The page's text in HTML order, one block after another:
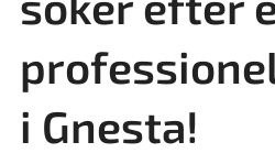
i Gnesta!